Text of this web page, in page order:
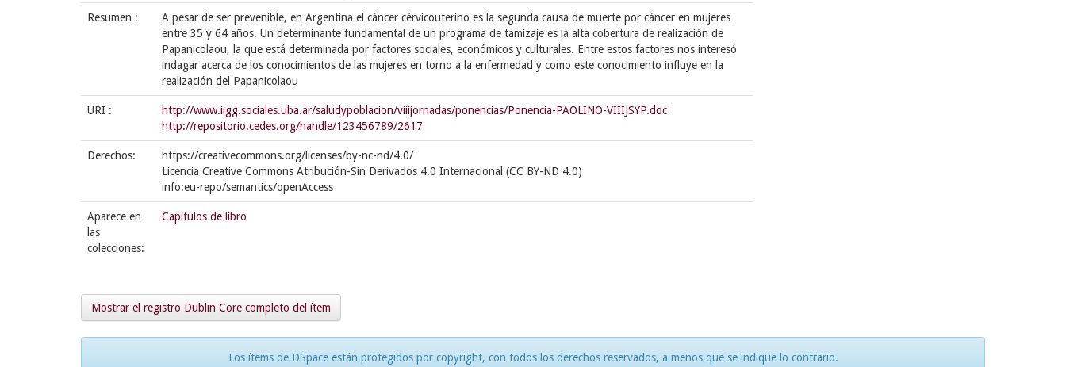
Resumen :
A pesar de ser prevenible, en Argentina el cáncer cérvicouterino es la segunda causa de muerte por cáncer en mujeres
entre 35 y 64 años. Un determinante fundamental de un programa de tamizaje es la alta cobertura de realización de
Papanicolaou, la que está determinada por factores sociales, económicos y culturales. Entre estos factores nos interesó
indagar acerca de los conocimientos de las mujeres en torno a la enfermedad y como este conocimiento influye en la
realización del Papanicolaou
URI :
http://www.iigg.sociales.uba.ar/saludypoblacion/viiijornadas/ponencias/Ponencia-PAOLINO-VIIIJSYP.doc
http://repositorio.cedes.org/handle/123456789/2617
Derechos:
https://creativecommons.org/licenses/by-nc-nd/4.0/
Licencia Creative Commons Atribución-Sin Derivados 4.0 Internacional (CC BY-ND 4.0)
info:eu-repo/semantics/openAccess
Aparece en
las
colecciones:
Capítulos de libro
Mostrar el registro Dublin Core completo del ítem
Los ítems de DSpace están protegidos por copyright, con todos los derechos reservados, a menos que se indique lo contrario.